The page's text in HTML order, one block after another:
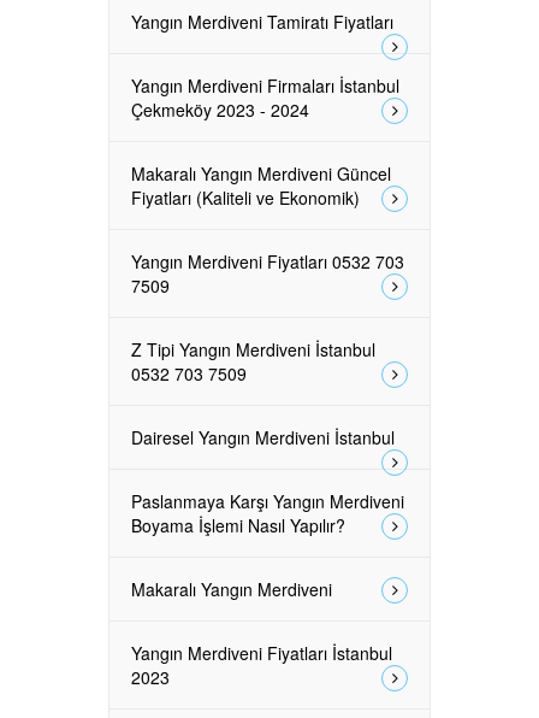
Yangın Merdiveni Tamiratı Fiyatları
Yangın Merdiveni Firmaları İstanbul
Çekmeköy 2023 - 2024
Makaralı Yangın Merdiveni Güncel
Fiyatları (Kaliteli ve Ekonomik)
Yangın Merdiveni Fiyatları 0532 703
7509
Z Tipi Yangın Merdiveni İstanbul
0532 703 7509
Dairesel Yangın Merdiveni İstanbul
Paslanmaya Karşı Yangın Merdiveni
Boyama İşlemi Nasıl Yapılır?
Makaralı Yangın Merdiveni
Yangın Merdiveni Fiyatları İstanbul
2023